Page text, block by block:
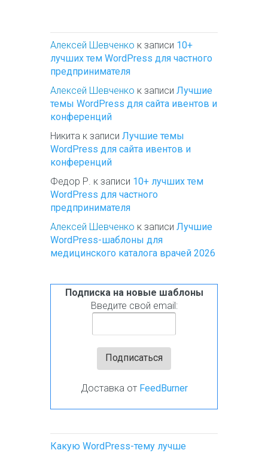
Алексей Шевченко к записи 10+
лучших тем WordPress для частного
предпринимателя
Алексей Шевченко к записи Лучшие
темы WordPress для сайта ивентов и
конференций
Никита к записи Лучшие темы
WordPress для сайта ивентов и
конференций
Федор Р. к записи 10+ лучших тем
WordPress для частного
предпринимателя
Алексей Шевченко к записи Лучшие
WordPress-шаблоны для
медицинского каталога врачей 2026
Подписка на новые шаблоны
Введите свой email:
Доставка от FeedBurner
Какую WordPress-тему лучше